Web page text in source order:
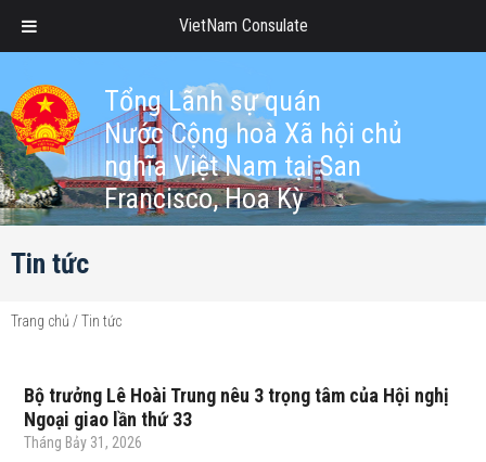
Tổng Lãnh sự quán
Nước Cộng hoà Xã hội chủ
nghĩa Việt Nam tại San
Francisco, Hoa Kỳ
Tin tức
Trang chủ /Tin tức
Bộ trưởng Lê Hoài Trung nêu 3 trọng tâm của Hội nghị
Ngoại giao lần thứ 33
Tháng Bảy 31, 2026
VietNam Consulate